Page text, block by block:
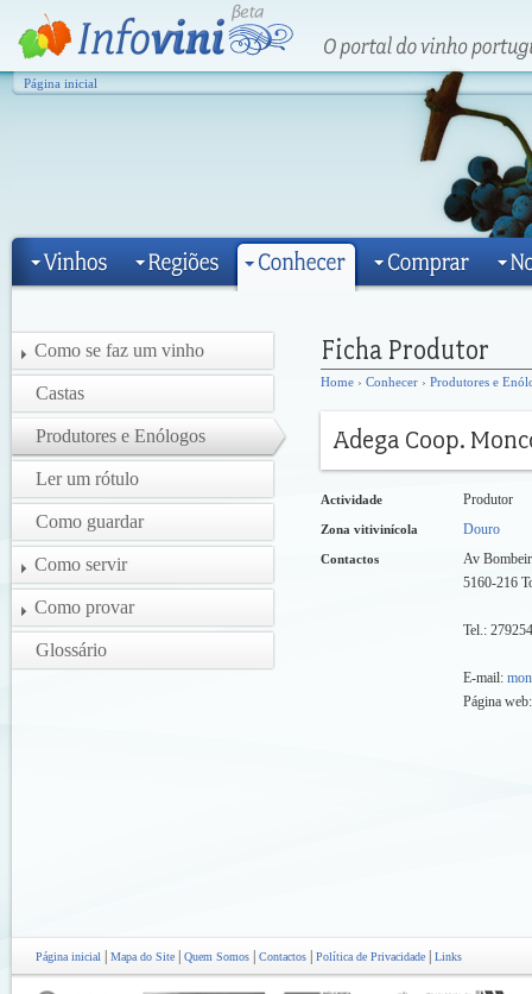
Página inicial
Como se faz um vinho
Castas
Produtores e Enólogos
Ler um rótulo
Como guardar
Como servir
Como provar
Glossário
Home › Conhecer › Produtores e
Actividade Produtor
Zona vitivinícola Douro
Contactos
Av
5160-216
Tel.:
E-mail:
Página
Página inicial Mapa do Site Quem Somos Contactos Política de Privacidade Links